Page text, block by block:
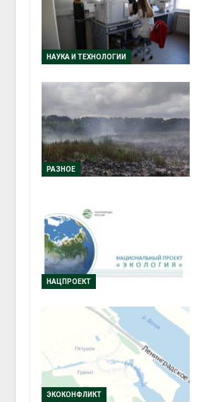
НАУКА И ТЕХНОЛОГИИ
РАЗНОЕ
НАЦПРОЕКТ
ЭКОКОНФЛИКТ